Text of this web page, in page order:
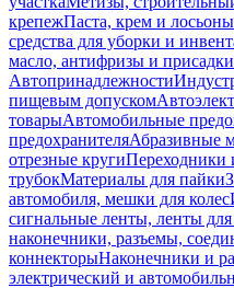
крепежПаста, крем и
средства для уборки и
масло, антифризы и присадки
Автопринадлежности
пищевым допуском
товарыАвтомобильные
предохранителяАбразивные
отрезные кругиПереходники
трубокМатериалы для пайки
автомобиля, мешки для колес
сигнальные ленты, ленты
наконечники, разъемы,
коннекторыНаконечники и
электрический и